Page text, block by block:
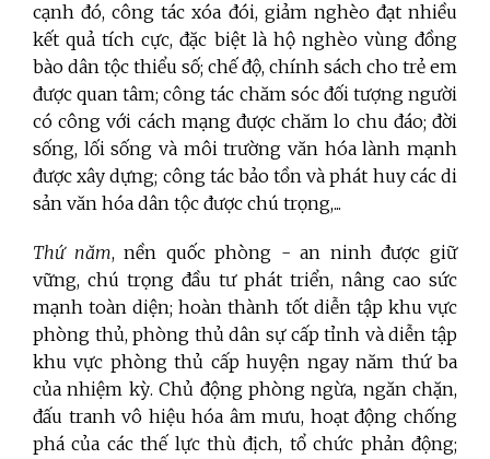
cạnh đó, công tác xóa đói, giảm nghèo đạt nhiều
kết quả tích cực, đặc biệt là hộ nghèo vùng đồng
bào dân tộc thiểu số; chế độ, chính sách cho trẻ em
được quan tâm; công tác chăm sóc đối tượng người
có công với cách mạng được chăm lo chu đáo; đời
sống, lối sống và môi trường văn hóa lành mạnh
được xây dựng; công tác bảo tồn và phát huy các di
sản văn hóa dân tộc được chú trọng,...
Thứ năm, nền quốc phòng - an ninh được giữ
vững, chú trọng đầu tư phát triển, nâng cao sức
mạnh toàn diện; hoàn thành tốt diễn tập khu vực
phòng thủ, phòng thủ dân sự cấp tỉnh và diễn tập
khu vực phòng thủ cấp huyện ngay năm thứ ba
của nhiệm kỳ. Chủ động phòng ngừa, ngăn chặn,
đấu tranh vô hiệu hóa âm mưu, hoạt động chống
phá của các thế lực thù địch, tổ chức phản động;